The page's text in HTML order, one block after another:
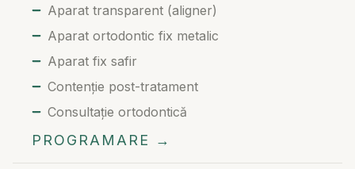
Aparat transparent (aligner)
Aparat ortodontic fix metalic
Aparat fix safir
Contenție post-tratament
Consultație ortodontică
PROGRAMARE →